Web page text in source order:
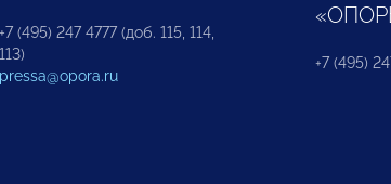
+7 (495) 247 4777 (доб. 115, 114,
113)
pressa@opora.ru
+7 (495)